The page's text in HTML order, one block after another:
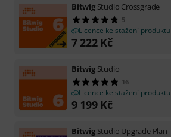
Bitwig Studio Crossgrade
5
Licence ke stažení produktu
7 222 Kč
Bitwig Studio
16
Licence ke stažení produktu
9 199 Kč
Bitwig Studio Upgrade Plan